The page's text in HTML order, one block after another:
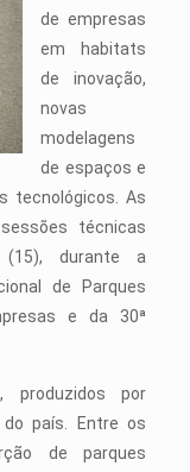
de empresas
em habitats
de inovação,
novas
modelagens
de espaços e
tecnológicos. As
técnicas
(15), durante a
de Parques
e da 30ª
produzidos por
país. Entre os
de parques